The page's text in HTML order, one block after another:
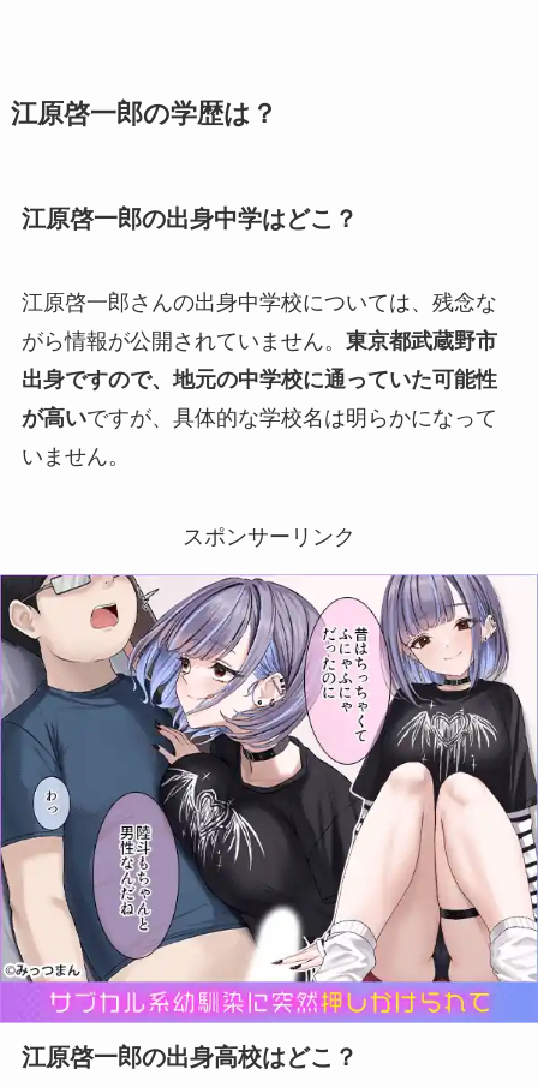
江原啓一郎の学歴は？
江原啓一郎の出身中学はどこ？
江原啓一郎さんの出身中学校については、残念な
がら情報が公開されていません。 東京都武蔵野市
出身ですので、地元の中学校に通っていた可能性
が高いですが、具体的な学校名は明らかになって
いません。
スポンサーリンク
江原啓一郎の出身高校はどこ？